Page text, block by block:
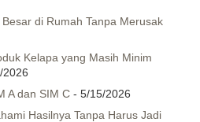
di Rumah Tanpa Merusak
Kelapa yang Masih Minim
2026
A dan SIM C - 5/15/2026
Hasilnya Tanpa Harus Jadi